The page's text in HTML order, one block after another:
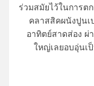
ร่วมสมัยไว้ในการต
คลาสสิคผนังปูนเ
อาทิตย์สาดส่อง ผ่
ใหญ่เลยอบอุ่นเ